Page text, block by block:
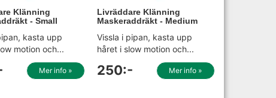
Klänning
- Small
kasta upp
motion och...
Mer info »
Livräddare Klänning
Maskeraddräkt - Medium
Vissla i pipan, kasta upp
håret i slow motion och...
250:- Mer info »